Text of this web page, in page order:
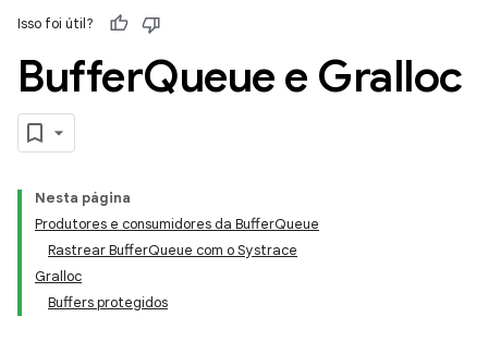
Isso foi útil?
BufferQueue e Gralloc
Nesta página
Produtores e consumidores da BufferQueue
Rastrear BufferQueue com o Systrace
Gralloc
Buffers protegidos